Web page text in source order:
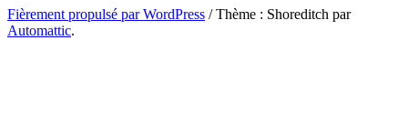
Fièrement propulsé par WordPress /Thème : Shoreditch par
Automattic.